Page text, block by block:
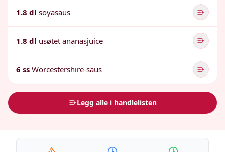
1.8 dl soyasaus
1.8 dl usøtet ananasjuice
6 ss Worcestershire-saus
Legg alle i handlelisten